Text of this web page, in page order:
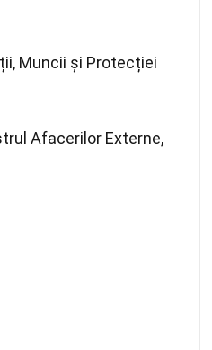
Muncii și Protecției
Afacerilor Externe,